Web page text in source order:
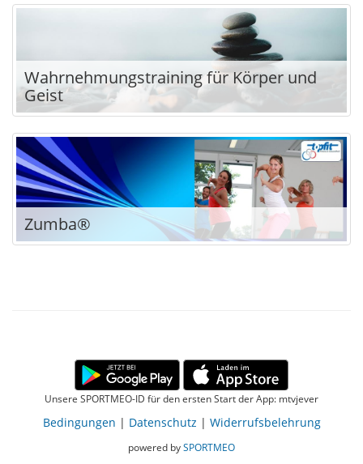
Wahrnehmungstraining für Körper und
Geist
Zumba®
Unsere SPORTMEO-ID für den ersten Start der App: mtvjever
Bedingungen | Datenschutz | Widerrufsbelehrung
powered bySPORTMEO